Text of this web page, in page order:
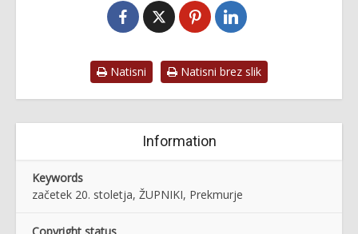
Natisni Natisni brez slik
Information
Keywords
začetek 20. stoletja, ŽUPNIKI, Prekmurje